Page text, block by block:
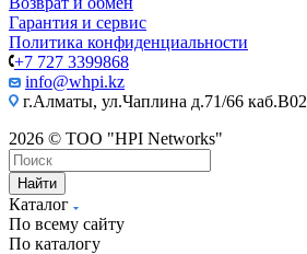
Гарантия и сервис
Политика конфиденциальности
+7 727 3399868
info@whpi.kz
г.Алматы, ул.Чаплина д.71/66 каб.B02
2026 © ТОО "HPI Networks"
Найти
Каталог
По всему сайту
По каталогу